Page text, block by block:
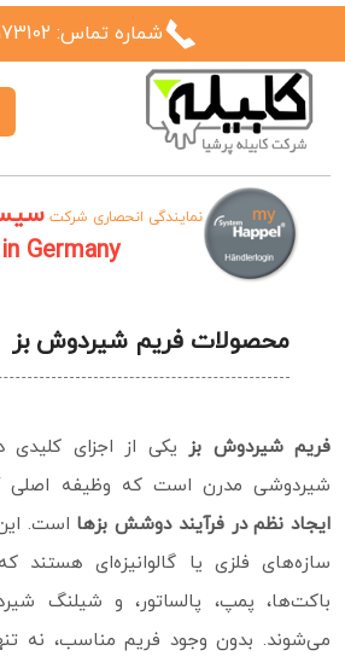
نمایندگی انحصاری شرکت
Germany
شماره تماس: 09103173102
محصولات فریم شیردوش بز
فریم شیردوش بز
یکی از اجزای
شیردوشی مدرن است که وظیفه اصلی
ایجاد نظم در فرآیند دوشش بزها است.
سازه‌های فلزی یا گالوانیزه‌ای هستند
باکت‌ها، پمپ، پالساتور، و شیلنگ
می‌شوند. بدون وجود فریم مناسب، نه‌